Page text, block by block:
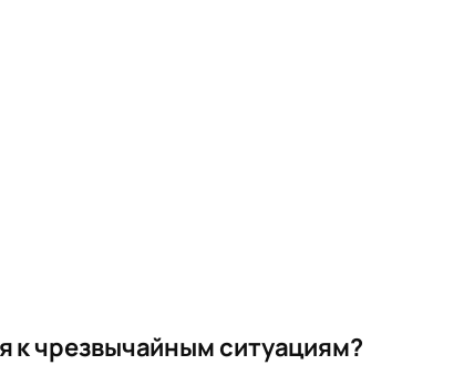
к чрезвычайным ситуациям?